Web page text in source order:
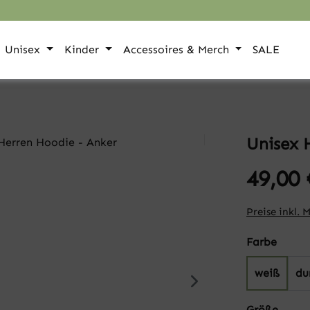
Unisex Kinder Accessoires & Merch SALE
Unisex
49,00
Preise inkl.
Farbe
weiß